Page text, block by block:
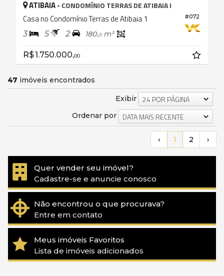
#072
ATIBAIA - CONDOMÍNIO TERRAS DE ATIBAIA I
Casa no Condomínio Terras de Atibaia 1
3 5 2 180,0 m²
R$ 1.750.000,00
47 imóveis encontrados
Exibir 24 POR PÁGINA
Ordenar por DATA MAIS RECENTE
‹ 1 2 ›
Quer vender seu imóvel?
Cadastre-se e anuncie conosco
Não encontrou o que procurava?
Entre em contato
Meus imóveis Favoritos
Lista de imóveis adicionados